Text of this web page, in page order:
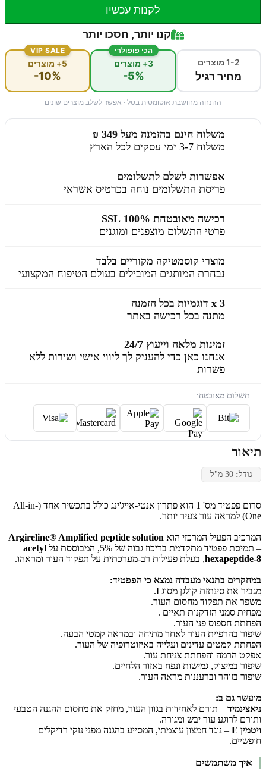
לקנות עכשיו
קנו יותר, חסכו יותר
1-2 מוצרים
מחיר רגיל
הכי פופולרי
3+ מוצרים
-5%
VIP SALE
5+ מוצרים
-10%
ההנחה מחושבת אוטומטית בסל · אפשר לשלב מוצרים שונים
משלוח חינם בהזמנה מעל 349 ₪
משלוח 3-7 ימי עסקים לכל הארץ
אפשרות לשלם לתשלומים
פריסת התשלומים נוחה בכרטיס אשראי
רכישה מאובטחת 100% SSL
פרטי התשלום מוצפנים ומוגנים
מוצרי קוסמטיקה מקוריים בלבד
נבחרת המותגים המובילים בעולם הטיפוח המקצועי
3 x דוגמיות בכל הזמנה
מתנה בכל רכישה באתר
זמינות מלאה וייעוץ 24/7
אנחנו כאן כדי להעניק לך ליווי אישי ושירות ללא
פשרות
תשלום מאובטח:
תיאור
גודל:
סרום פפטיד מס' 1 הוא פתרון אנטי-אייג'ינג כולל בתכשיר אחד (All-in-
One) למראה עור צעיר יותר.
המרכיב הפעיל המרכזי הוא Argireline® Amplified peptide solution
– תמיסת פפטיד מתקדמת בריכוז גבוה של 5%, המבוססת על
acetyl
hexapeptide-8, בעלת פעילות רב-מערכתית על תפקוד העור ומראהו.
במחקרים בתנאי מעבדה נמצא כי הפפטיד:
מגביר את סינתזת קולגן מסוג I.
משפר את תפקוד מחסום העור.
מפחית סמני הזדקנות תאיים .
הפחתת חספוס פני העור.
שיפור בהרפיית העור לאחר מתיחה ובמראה קמטי הבעה.
הפחתת קמטים עדינים ועלייה באיזוטרופיה של העור.
אפקט הרמה והפחתת צניחת עור.
שיפור במיצוק, גמישות ונפח באזור הלחיים.
שיפור בזוהר וברעננות מראה העור.
מועשר גם ב:
ניאצינמיד – תורם לאחידות בגוון העור, מחזק את מחסום ההגנה הטבעי
ותורם לרוגע עור יבש ומגורה.
ויטמין E
– נוגד חמצון עוצמתי, המסייע בהגנה מפני נזקי רדיקלים
חופשיים.
איך משתמשים